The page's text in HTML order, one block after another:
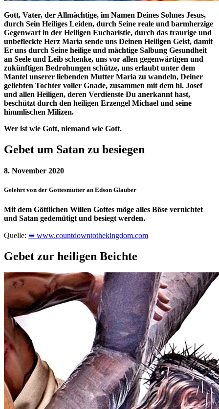
Gott, Vater, der Allmächtige, im Namen Deines Sohnes Jesus,
durch Sein Heiliges Leiden, durch Seine reale und barmherzige
Gegenwart in der Heiligen Eucharistie, durch das traurige und
unbefleckte Herz Maria sende uns Deinen Heiligen Geist, damit
Er uns durch Seine heilige und mächtige Salbung Gesundheit
an Seele und Leib schenke, uns vor allen gegenwärtigen und
zukünftigen Bedrohungen schütze, uns erlaubt unter dem
Mantel unserer liebenden Mutter Maria zu wandeln, Deiner
geliebten Tochter voller Gnade, zusammen mit dem hl. Josef
und allen Heiligen, deren Verdienste Du anerkannt hast,
beschützt durch den heiligen Erzengel Michael und seine
himmlischen Milizen.
Wer ist wie Gott, niemand wie Gott.
Gebet um Satan zu besiegen
8. November 2020
Gelehrt von der Gottesmutter an Edson Glauber
Mit dem Göttlichen Willen Gottes möge alles Böse vernichtet
und Satan gedemütigt und besiegt werden.
Quelle: ➥ www.countdowntothekingdom.com
Gebet zur heiligen Beichte